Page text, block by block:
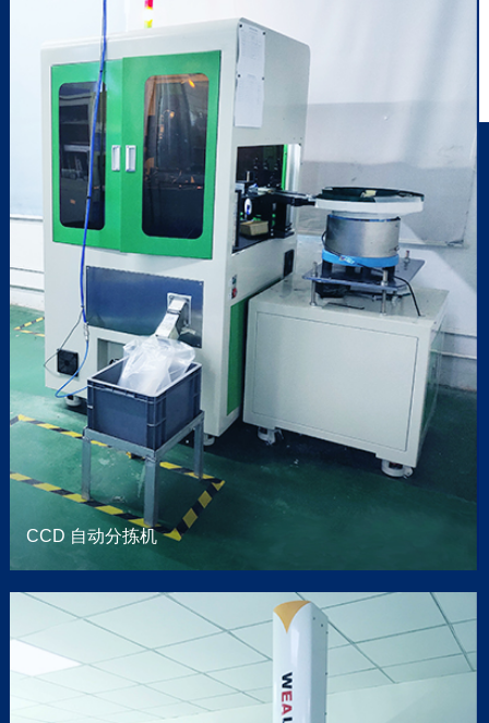
CCD 自动分拣机